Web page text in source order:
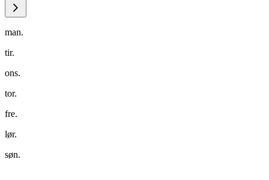
man.
tir.
ons.
tor.
fre.
lør.
søn.